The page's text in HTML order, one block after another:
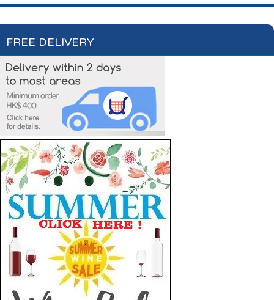
FREE DELIVERY